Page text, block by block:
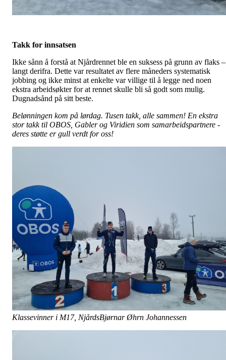
Takk for innsatsen
Ikke sånn å forstå at Njårdrennet ble en suksess på grunn av flaks –
langt derifra. Dette var resultatet av flere måneders systematisk
jobbing og ikke minst at enkelte var villige til å legge ned noen
ekstra arbeidsøkter for at rennet skulle bli så godt som mulig.
Dugnadsånd på sitt beste.
Belønningen kom på lørdag. Tusen takk, alle sammen! En ekstra
stor takk til OBOS, Gabler og Viridien som samarbeidspartnere -
deres støtte er gull verdt for oss!
Klassevinner i M17, NjårdsBjørnar Øhrn Johannessen